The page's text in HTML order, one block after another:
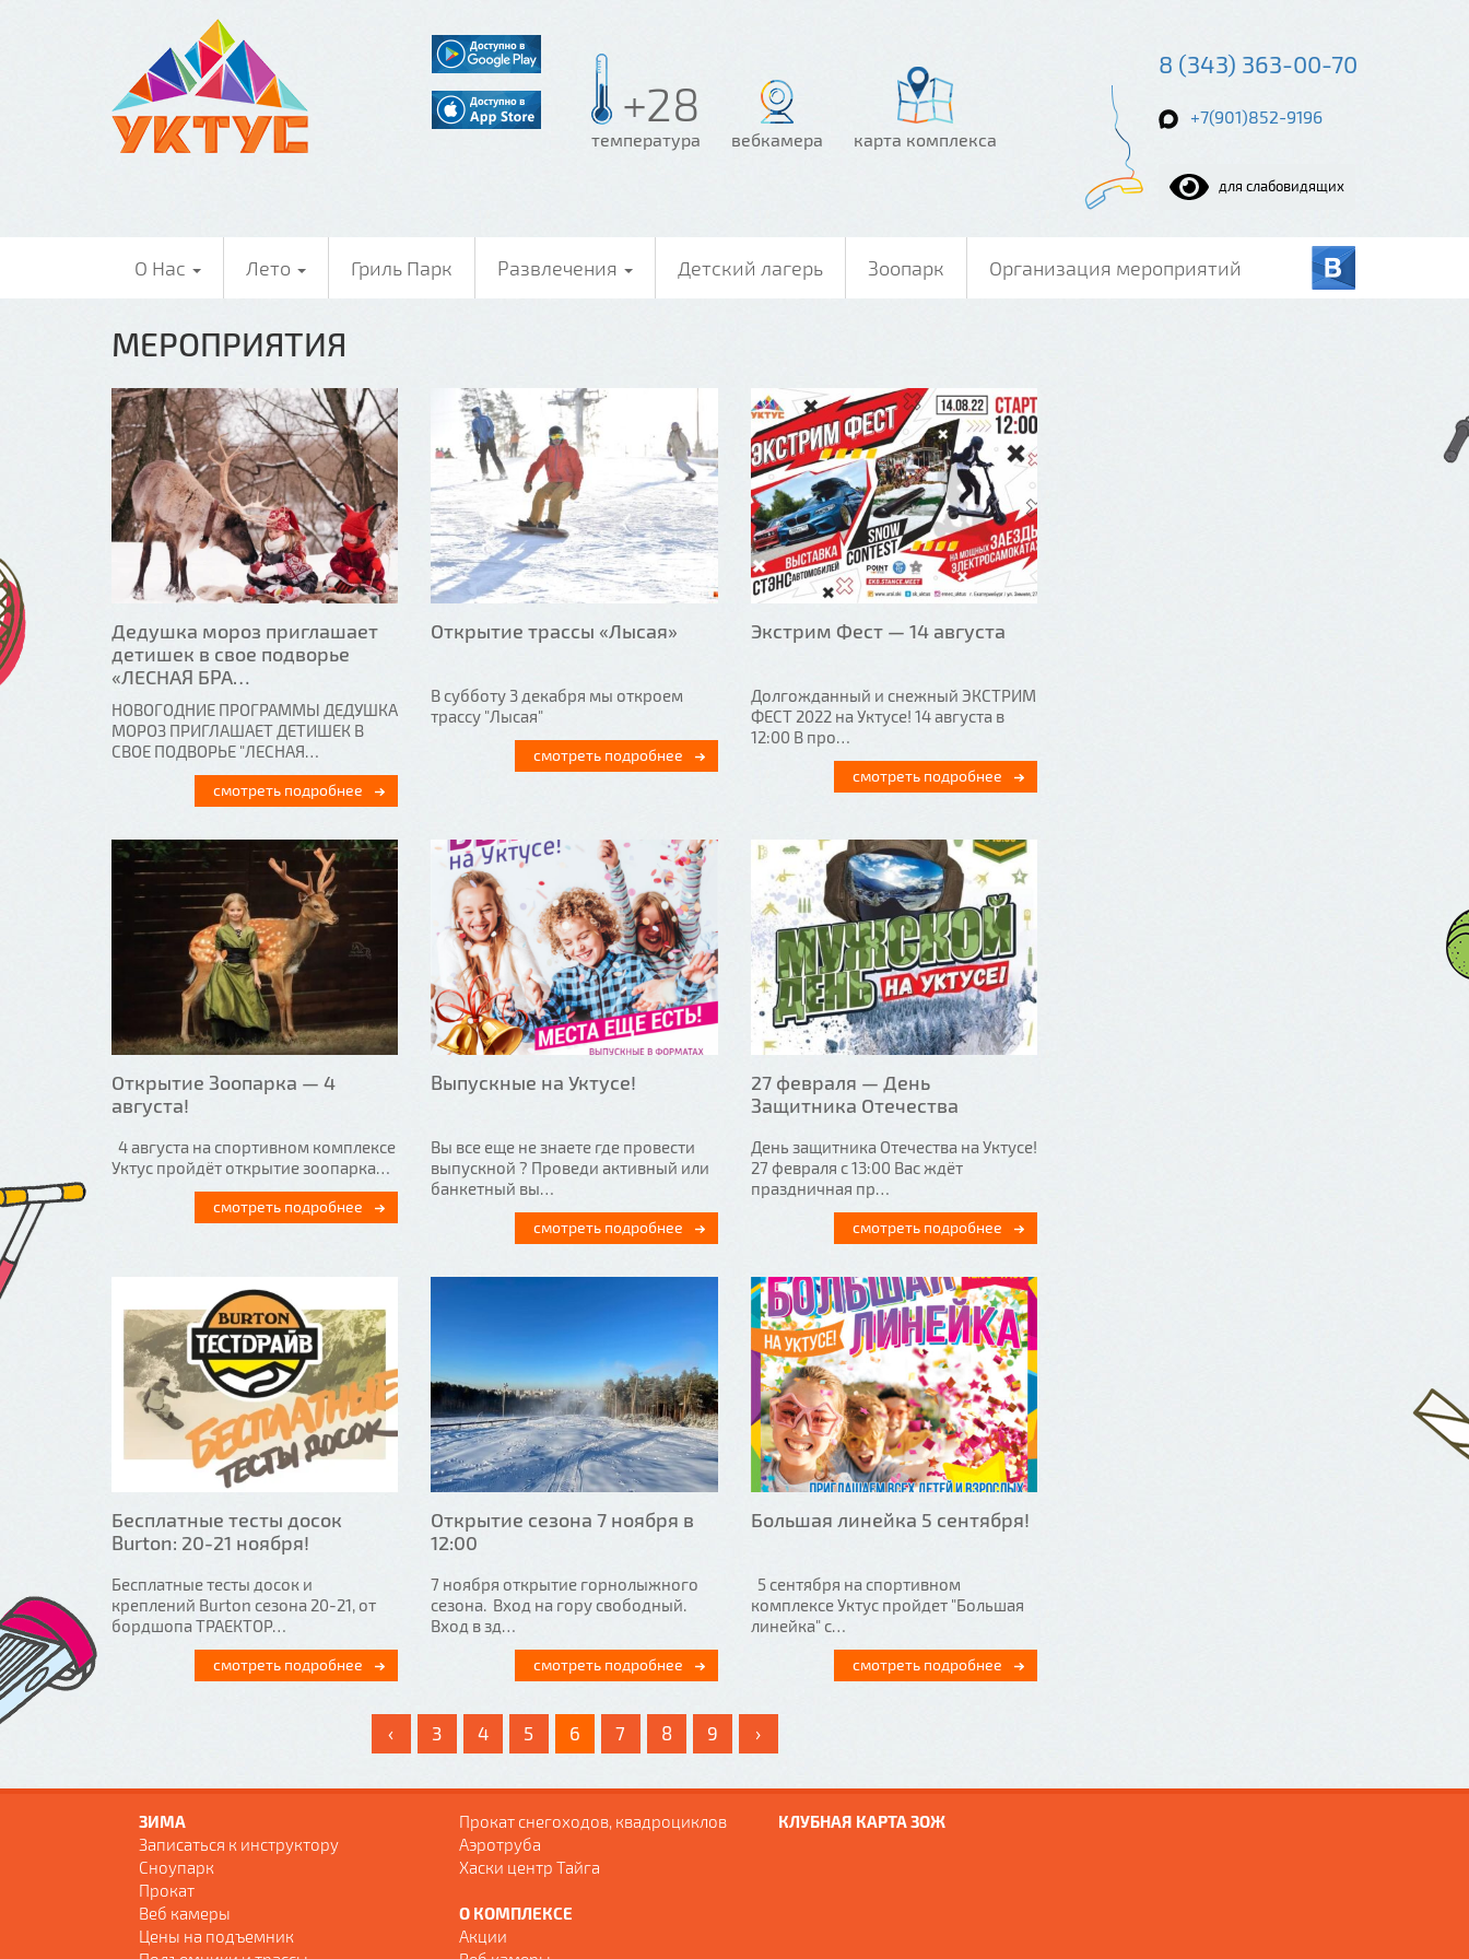
+28
температура вебкамера карта комплекса
8 (343) 363-00-70
+7(901)852-9196
для слабовидящих
О Нас Лето Гриль Парк Развлечения Детский лагерь Зоопарк Организация мероприятий
МЕРОПРИЯТИЯ
Дедушка мороз приглашает
детишек в свое подворье
«ЛЕСНАЯ БРА…
НОВОГОДНИЕ ПРОГРАММЫ ДЕДУШКА
МОРОЗ ПРИГЛАШАЕТ ДЕТИШЕК В
СВОЕ ПОДВОРЬЕ "ЛЕСНАЯ…
смотреть подробнее
Открытие трассы «Лысая»
В субботу 3 декабря мы откроем
трассу "Лысая"
смотреть подробнее
Экстрим Фест — 14 августа
Долгожданный и снежный ЭКСТРИМ
ФЕСТ 2022 на Уктусе! 14 августа в
12:00 В про…
смотреть подробнее
Открытие Зоопарка — 4
августа!
4 августа на спортивном комплексе
Уктус пройдёт открытие зоопарка…
смотреть подробнее
Выпускные на Уктусе!
Вы все еще не знаете где провести
выпускной ? Проведи активный или
банкетный вы…
смотреть подробнее
27 февраля — День
Защитника Отечества
День защитника Отечества на Уктусе!
27 февраля с 13:00 Вас ждёт
праздничная пр…
смотреть подробнее
Бесплатные тесты досок
Burton: 20-21 ноября!
Бесплатные тесты досок и
креплений Burton сезона 20-21, от
бордшопа ТРАЕКТОР…
смотреть подробнее
Открытие сезона 7 ноября в
12:00
7 ноября открытие горнолыжного
сезона. Вход на гору свободный.
Вход в зд…
смотреть подробнее
Большая линейка 5 сентября!
5 сентября на спортивном
комплексе Уктус пройдет "Большая
линейка" с…
смотреть подробнее
‹ 3 4 5 6 7 8 9 ›
ЗИМА
Записаться к инструктору
Сноупарк
Прокат
Веб камеры
Цены на подъемник
Прокат снегоходов, квадроциклов
Аэротруба
Хаски центр Тайга
О КОМПЛЕКСЕ
Акции
КЛУБНАЯ КАРТА ЗОЖ